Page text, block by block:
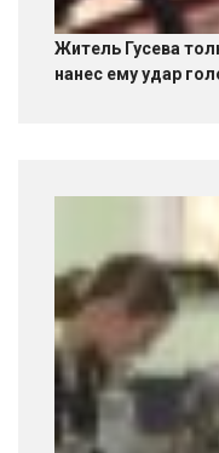
Житель Гусева
нанес ему удар